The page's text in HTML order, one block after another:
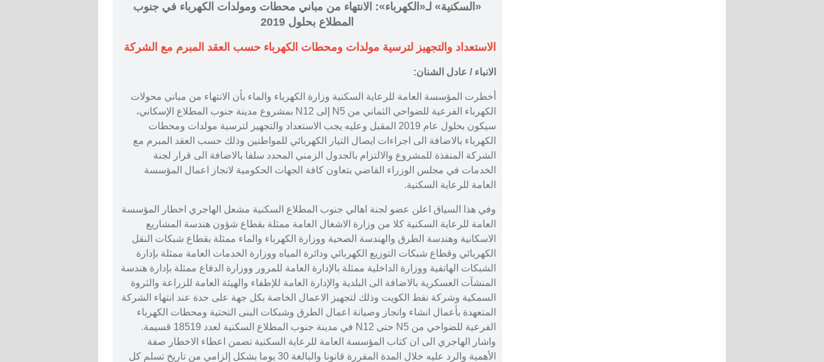
«السكنية» لـ«الكهرباء»: الانتهاء من مباني محطات ومولدات الكهرباء في جنوب
المطلاع بحلول 2019
الاستعداد والتجهيز لترسية مولدات ومحطات الكهرباء حسب العقد المبرم مع الشركة
الانباء / عادل الشنان:
أخطرت المؤسسة العامة للرعاية السكنية وزارة الكهرباء والماء بأن الانتهاء من مباني محولات
الكهرباء الفرعية للضواحي الثماني من N5 إلى N12 بمشروع مدينة جنوب المطلاع الإسكاني،
سيكون بحلول عام 2019 المقبل وعليه يجب الاستعداد والتجهيز لترسية مولدات ومحطات
الكهرباء بالاضافة الى اجراءات ايصال التيار الكهربائي للمواطنين وذلك حسب العقد المبرم مع
الشركة المنفذة للمشروع والالتزام بالجدول الزمني المحدد سلفا بالاضافة الى قرار لجنة
الخدمات في مجلس الوزراء القاضي بتعاون كافة الجهات الحكومية لانجاز اعمال المؤسسة
العامة للرعاية السكنية.
وفي هذا السياق اعلن عضو لجنة اهالي جنوب المطلاع السكنية مشعل الهاجري اخطار المؤسسة
العامة للرعاية السكنية كلا من وزارة الاشغال العامة ممثلة بقطاع شؤون هندسة المشاريع
الاسكانية وهندسة الطرق والهندسة الصحية ووزارة الكهرباء والماء ممثلة بقطاع شبكات النقل
الكهربائي وقطاع شبكات التوزيع الكهربائي ودائرة المياه ووزارة الخدمات العامة ممثلة بإدارة
الشبكات الهاتفية ووزارة الداخلية ممثلة بالإدارة العامة للمرور ووزارة الدفاع ممثلة بإدارة هندسة
المنشآت العسكرية بالاضافة الى البلدية والإدارة العامة للإطفاء والهيئة العامة للزراعة والثروة
السمكية وشركة نفط الكويت وذلك لتجهيز الاعمال الخاصة بكل جهة على حدة عند انتهاء الشركة
المتعهدة بأعمال انشاء وانجاز وصيانة اعمال الطرق وشبكات البنى التحتية ومحطات الكهرباء
الفرعية للضواحي من N5 حتى N12 في مدينة جنوب المطلاع السكنية لعدد 18519 قسيمة.
واشار الهاجري الى ان كتاب المؤسسة العامة للرعاية السكنية تضمن اعطاء الاخطار صفة
الأهمية والرد عليه خلال المدة المقررة قانونا والبالغة 30 يوما بشكل إلزامي من تاريخ تسلم كل